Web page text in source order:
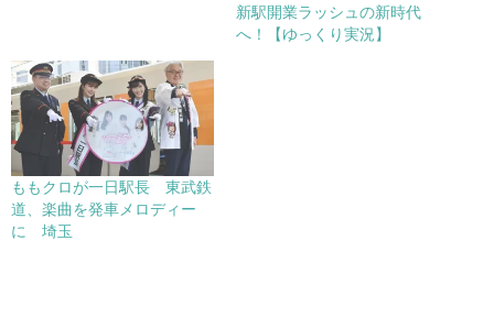
新駅開業ラッシュの新時代
へ！【ゆっくり実況】
ももクロが一日駅長 東武鉄
道、楽曲を発車メロディー
に 埼玉